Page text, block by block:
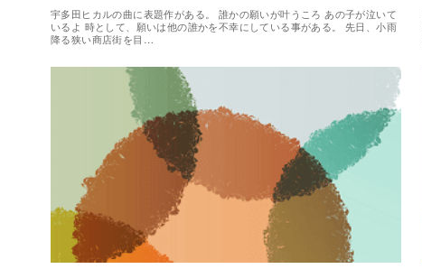
宇多田ヒカルの曲に表題作がある。 誰かの願いが叶うころ あの子が泣いて
いるよ 時として、願いは他の誰かを不幸にしている事がある。 先日、小雨
降る狭い商店街を目…